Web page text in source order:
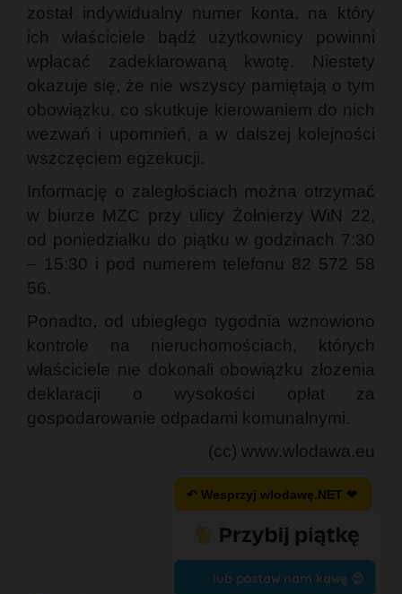
został indywidualny numer konta, na który
ich właściciele bądź użytkownicy powinni
wpłacać zadeklarowaną kwotę. Niestety
okazuje się, że nie wszyscy pamiętają o tym
obowiązku, co skutkuje kierowaniem do nich
wezwań i upomnień, a w dalszej kolejności
wszczęciem egzekucji.
Informację o zaległościach można otrzymać
w biurze MZC przy ulicy Żołnierzy WiN 22,
od poniedziałku do piątku w godzinach 7:30
– 15:30 i pod numerem telefonu 82 572 58
56.
Ponadto, od ubiegłego tygodnia wznowiono
kontrole na nieruchomościach, których
właściciele nie dokonali obowiązku złożenia
deklaracji o wysokości opłat za
gospodarowanie odpadami komunalnymi.
(cc) www.wlodawa.eu
↶ Wesprzyj wlodawę.NET ❤
lub postaw nam kawę 😍